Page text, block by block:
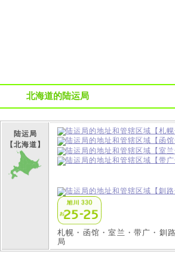
北海道的陆运局
陆运局
【北海道】
札幌・函馆・室兰・带广・釧
局